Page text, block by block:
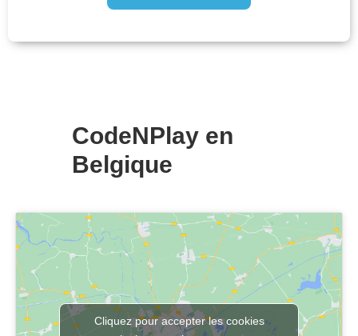
CodeNPlay en
Belgique
Cliquez pour accepter les cookies